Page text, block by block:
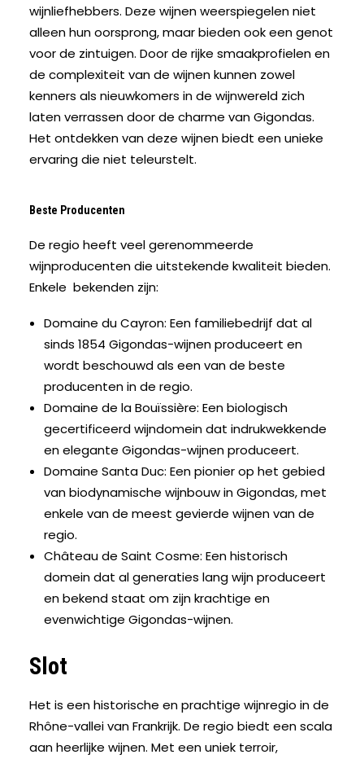
wijnliefhebbers. Deze wijnen weerspiegelen niet
alleen hun oorsprong, maar bieden ook een genot
voor de zintuigen. Door de rijke smaakprofielen en
de complexiteit van de wijnen kunnen zowel
kenners als nieuwkomers in de wijnwereld zich
laten verrassen door de charme van Gigondas.
Het ontdekken van deze wijnen biedt een unieke
ervaring die niet teleurstelt.
Beste Producenten
De regio heeft veel gerenommeerde
wijnproducenten die uitstekende kwaliteit bieden.
Enkele bekenden zijn:
Domaine du Cayron: Een familiebedrijf dat al
sinds 1854 Gigondas-wijnen produceert en
wordt beschouwd als een van de beste
producenten in de regio.
Domaine de la Bouïssière: Een biologisch
gecertificeerd wijndomein dat indrukwekkende
en elegante Gigondas-wijnen produceert.
Domaine Santa Duc: Een pionier op het gebied
van biodynamische wijnbouw in Gigondas, met
enkele van de meest gevierde wijnen van de
regio.
Château de Saint Cosme: Een historisch
domein dat al generaties lang wijn produceert
en bekend staat om zijn krachtige en
evenwichtige Gigondas-wijnen.
Slot
Het is een historische en prachtige wijnregio in de
Rhône-vallei van Frankrijk. De regio biedt een scala
aan heerlijke wijnen. Met een uniek terroir,